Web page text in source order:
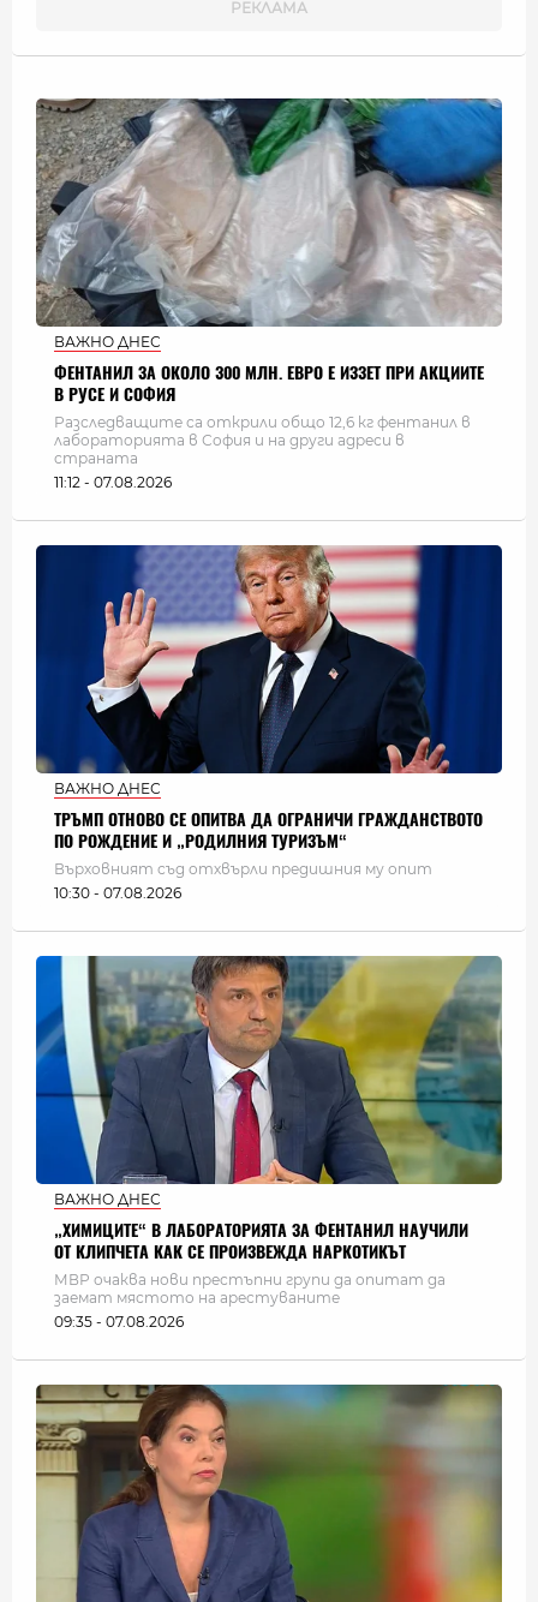
ВАЖНО ДНЕС
ФЕНТАНИЛ ЗА ОКОЛО 300 МЛН. ЕВРО Е ИЗЗЕТ ПРИ АКЦИИТЕ
В РУСЕ И СОФИЯ
Разследващите са открили общо 12,6 кг фентанил в
лабораторията в София и на други адреси в
страната
11:12 - 07.08.2026
ВАЖНО ДНЕС
ТРЪМП ОТНОВО СЕ ОПИТВА ДА ОГРАНИЧИ ГРАЖДАНСТВОТО
ПО РОЖДЕНИЕ И „РОДИЛНИЯ ТУРИЗЪМ“
Върховният съд отхвърли предишния му опит
10:30 - 07.08.2026
ВАЖНО ДНЕС
„ХИМИЦИТЕ“ В ЛАБОРАТОРИЯТА ЗА ФЕНТАНИЛ НАУЧИЛИ
ОТ КЛИПЧЕТА КАК СЕ ПРОИЗВЕЖДА НАРКОТИКЪТ
МВР очаква нови престъпни групи да опитат да
заемат мястото на арестуваните
09:35 - 07.08.2026